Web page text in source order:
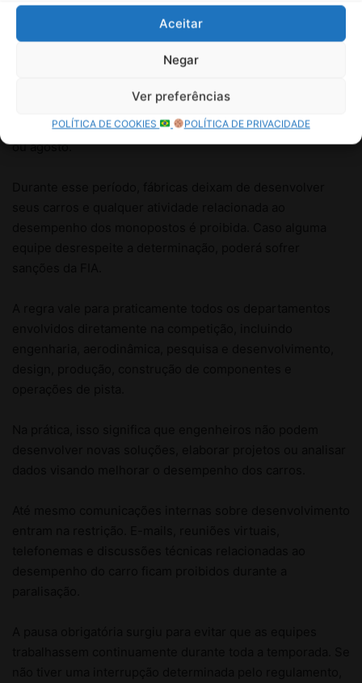
Aceitar
Negar
Ver preferências
POLÍTICA DE COOKIES POLÍTICA DE PRIVACIDADE